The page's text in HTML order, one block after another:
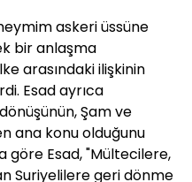
askeri üssüne
bir anlaşma
arasındaki ilişkinin
Esad ayrıca
Şam ve
ana konu olduğunu
göre Esad, "Mültecilere,
Suriyelilere geri dönme